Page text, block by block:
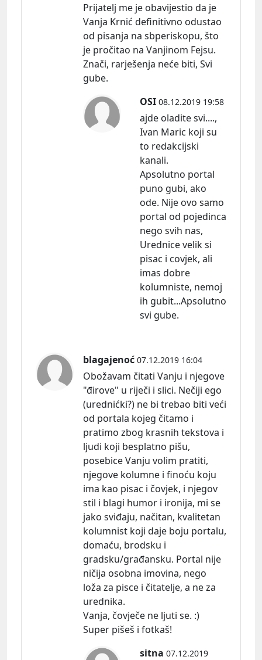
Prijatelj me je obavijestio da je
Vanja Krnić definitivno odustao
od pisanja na sbperiskopu, što
je pročitao na Vanjinom Fejsu.
Znači, rarješenja neće biti, Svi
gube.
OSI 08.12.2019 19:58
ajde oladite svi....,
Ivan Maric koji su
to redakcijski
kanali.
Apsolutno portal
puno gubi, ako
ode. Nije ovo samo
portal od pojedinca
nego svih nas,
Urednice velik si
pisac i covjek, ali
imas dobre
kolumniste, nemoj
ih gubit...Apsolutno
svi gube.
blagajenoć 07.12.2019 16:04
Obožavam čitati Vanju i njegove
"đirove" u riječi i slici. Nečiji ego
(urednićki?) ne bi trebao biti veći
od portala kojeg čitamo i
pratimo zbog krasnih tekstova i
ljudi koji besplatno pišu,
posebice Vanju volim pratiti,
njegove kolumne i finoću koju
ima kao pisac i čovjek, i njegov
stil i blagi humor i ironija, mi se
jako sviđaju, načitan, kvalitetan
kolumnist koji daje boju portalu,
domaću, brodsku i
gradsku/građansku. Portal nije
ničija osobna imovina, nego
loža za pisce i čitatelje, a ne za
urednika.
Vanja, čovječe ne ljuti se. :)
Super pišeš i fotkaš!
sitna 07.12.2019